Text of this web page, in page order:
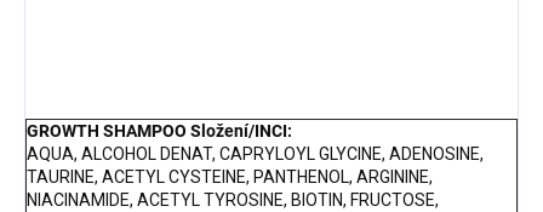
GROWTH SHAMPOO Složení/INCI:
AQUA, ALCOHOL DENAT, CAPRYLOYL GLYCINE, ADENOSINE,
TAURINE, ACETYL CYSTEINE, PANTHENOL, ARGININE,
NIACINAMIDE, ACETYL TYROSINE, BIOTIN, FRUCTOSE,